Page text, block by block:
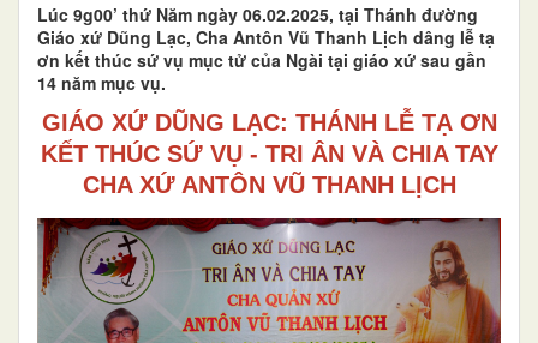
Lúc 9g00’ thứ Năm ngày 06.02.2025, tại Thánh đường
Giáo xứ Dũng Lạc, Cha Antôn Vũ Thanh Lịch dâng lễ tạ
ơn kết thúc sứ vụ mục tử của Ngài tại giáo xứ sau gần
14 năm mục vụ.
GIÁO XỨ DŨNG LẠC: THÁNH LỄ TẠ ƠN
KẾT THÚC SỨ VỤ - TRI ÂN VÀ CHIA TAY
CHA XỨ ANTÔN VŨ THANH LỊCH